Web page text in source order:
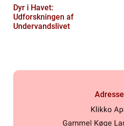
Dyr i Havet:
Udforskningen af
Undervandslivet
Adresse